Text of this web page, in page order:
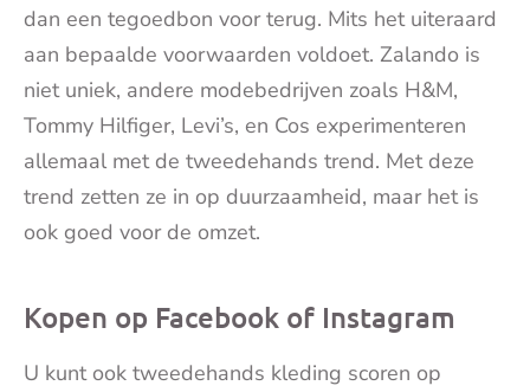
dan een tegoedbon voor terug. Mits het uiteraard
aan bepaalde voorwaarden voldoet. Zalando is
niet uniek, andere modebedrijven zoals H&M,
Tommy Hilfiger, Levi’s, en Cos experimenteren
allemaal met de tweedehands trend. Met deze
trend zetten ze in op duurzaamheid, maar het is
ook goed voor de omzet.
Kopen op Facebook of Instagram
U kunt ook tweedehands kleding scoren op